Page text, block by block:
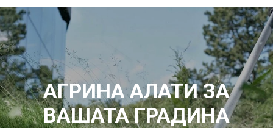
АГРИНА АЛАТИ ЗА
ВАШАТА ГРАДИНА